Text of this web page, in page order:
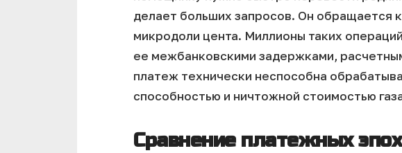
делает больших запросов. Он обращается
микродоли цента. Миллионы таких
ее межбанковскими задержками,
платеж технически неспособна
способностью и ничтожной стоимостью
Сравнение платежных